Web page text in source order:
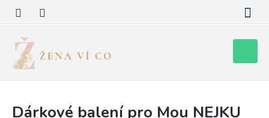
obsah
košík
Dárkové balení pro Mou NEJKU